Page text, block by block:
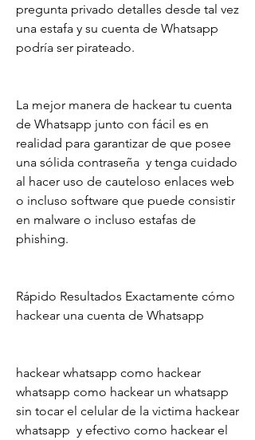
pregunta privado detalles desde tal vez
una estafa y su cuenta de Whatsapp
podría ser pirateado.
La mejor manera de hackear tu cuenta
de Whatsapp junto con fácil es en
realidad para garantizar de que posee
una sólida contraseña  y tenga cuidado
al hacer uso de cauteloso enlaces web
o incluso software que puede consistir
en malware o incluso estafas de
phishing.
Rápido Resultados Exactamente cómo
hackear una cuenta de Whatsapp
hackear whatsapp como hackear
whatsapp como hackear un whatsapp
sin tocar el celular de la victima hackear
whatsapp  y efectivo como hackear el